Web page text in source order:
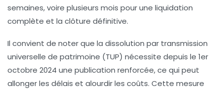
semaines, voire plusieurs mois pour une liquidation
complète et la clôture définitive.
Il convient de noter que la dissolution par transmission
universelle de patrimoine (TUP) nécessite depuis le 1er
octobre 2024 une publication renforcée, ce qui peut
allonger les délais et alourdir les coûts. Cette mesure